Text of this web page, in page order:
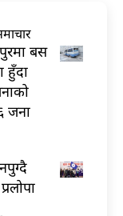
बस
हुँदा
जना